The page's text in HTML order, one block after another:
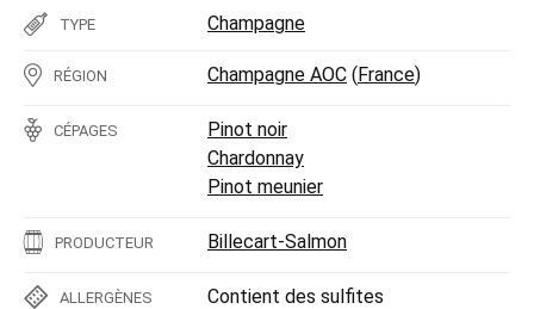
TYPE Champagne
RÉGION Champagne AOC (France)
CÉPAGES
Pinot noir
Chardonnay
Pinot meunier
PRODUCTEUR Billecart-Salmon
ALLERGÈNES Contient des sulfites